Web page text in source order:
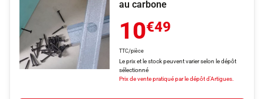
au carbone
10€49
TTC/pièce
Le prix et le stock peuvent varier selon le dépôt
sélectionné
Prix de vente pratiqué par le dépôt d'Artigues.